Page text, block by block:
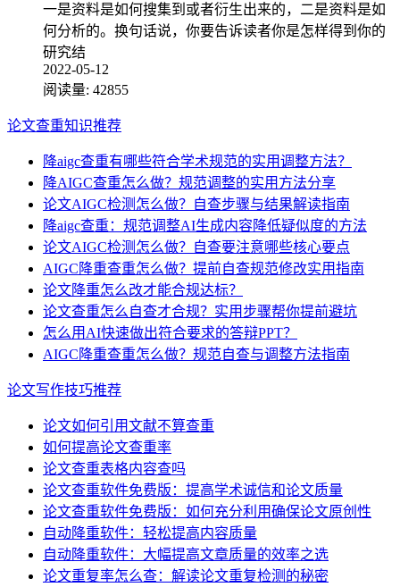
一是资料是如何搜集到或者衍生出来的，二是资料是如
何分析的。换句话说，你要告诉读者你是怎样得到你的
研究结
2022-05-12
阅读量: 42855
论文查重知识推荐
降aigc查重有哪些符合学术规范的实用调整方法？
降AIGC查重怎么做？规范调整的实用方法分享
论文AIGC检测怎么做？自查步骤与结果解读指南
降aigc查重：规范调整AI生成内容降低疑似度的方法
论文AIGC检测怎么做？自查要注意哪些核心要点
AIGC降重查重怎么做？提前自查规范修改实用指南
论文降重怎么改才能合规达标？
论文查重怎么自查才合规？实用步骤帮你提前避坑
怎么用AI快速做出符合要求的答辩PPT？
AIGC降重查重怎么做？规范自查与调整方法指南
论文写作技巧推荐
论文如何引用文献不算查重
如何提高论文查重率
论文查重表格内容查吗
论文查重软件免费版：提高学术诚信和论文质量
论文查重软件免费版：如何充分利用确保论文原创性
自动降重软件：轻松提高内容质量
自动降重软件：大幅提高文章质量的效率之选
论文重复率怎么查：解读论文重复检测的秘密